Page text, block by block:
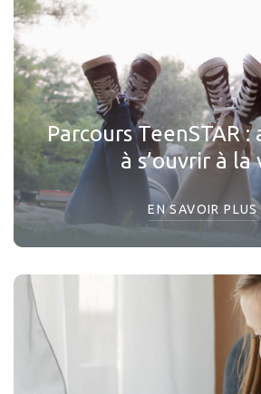
Parcours TeenSTAR
à s’ouvrir à la
EN SAVOIR PLUS